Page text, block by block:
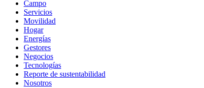
Campo
Servicios
Movilidad
Hogar
Energías
Gestores
Negocios
Tecnologías
Reporte de sustentabilidad
Nosotros